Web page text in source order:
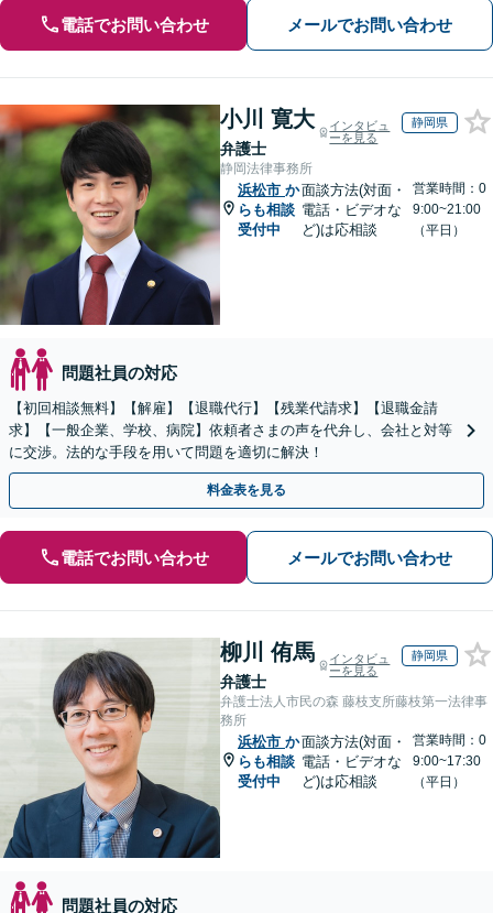
電話でお問い合わせ メールでお問い合わせ
小川 寛大
弁護士
インタビュ
ーを見る
静岡県
静岡法律事務所
浜松市 か
らも相談
受付中
面談方法(対面・
電話・ビデオな
ど)は応相談
営業時間：0
9:00~21:00
（平日）
問題社員の対応
【初回相談無料】【解雇】【退職代行】【残業代請求】【退職金請
求】【一般企業、学校、病院】依頼者さまの声を代弁し、会社と対等
に交渉。法的な手段を用いて問題を適切に解決！
料金表を見る
電話でお問い合わせ メールでお問い合わせ
柳川 侑馬
弁護士
インタビュ
ーを見る
静岡県
弁護士法人市民の森 藤枝支所藤枝第一法律事
務所
浜松市 か
らも相談
受付中
面談方法(対面・
電話・ビデオな
ど)は応相談
営業時間：0
9:00~17:30
（平日）
問題社員の対応